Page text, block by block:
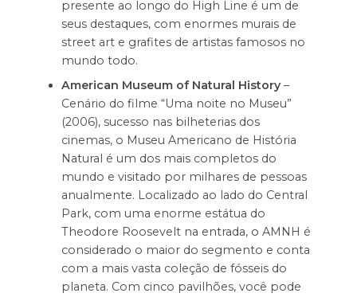
presente ao longo do High Line é um de
seus destaques, com enormes murais de
street art e grafites de artistas famosos no
mundo todo.
American Museum of Natural History–
Cenário do filme “Uma noite no Museu”
(2006), sucesso nas bilheterias dos
cinemas, o Museu Americano de História
Natural é um dos mais completos do
mundo e visitado por milhares de pessoas
anualmente. Localizado ao lado do Central
Park, com uma enorme estátua do
Theodore Roosevelt na entrada, o AMNH é
considerado o maior do segmento e conta
com a mais vasta coleção de fósseis do
planeta. Com cinco pavilhões, você pode